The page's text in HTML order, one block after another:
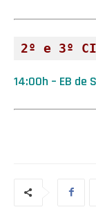
2º e 3º
14:00h – EB de